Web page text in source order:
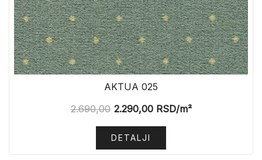
AKTUA 025
2.690,00 2.290,00RSD/m²
DETALJI